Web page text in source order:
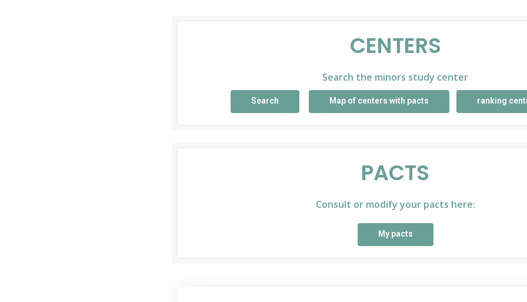
CENTERS
Search the minors study center
Search Map of centers with pacts ranking
PACTS
Consult or modify your pacts here:
My pacts